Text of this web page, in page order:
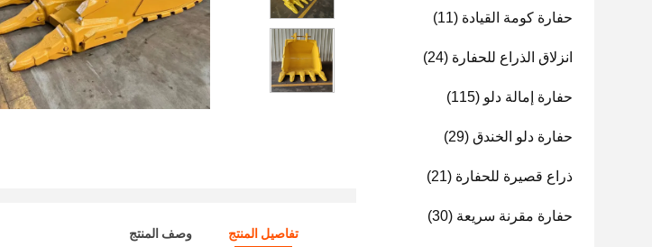
حفارة كومة القيادة (11)
انزلاق الذراع للحفارة (24)
حفارة إمالة دلو (115)
حفارة دلو الخندق (29)
ذراع قصيرة للحفارة (21)
حفارة مقرنة سريعة (30)
تفاصيل المنتج وصف المنتج